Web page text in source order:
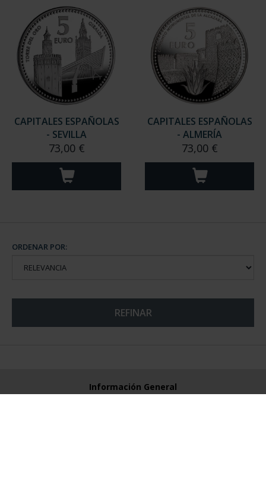
CAPITALES ESPAÑOLAS
- SEVILLA
73,00 €
CAPITALES ESPAÑOLAS
- ALMERÍA
73,00 €
ORDENAR POR:
REFINAR
Información General